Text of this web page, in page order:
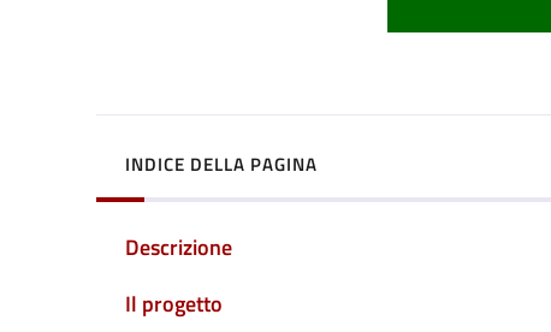
INDICE DELLA PAGINA
Descrizione
Il progetto